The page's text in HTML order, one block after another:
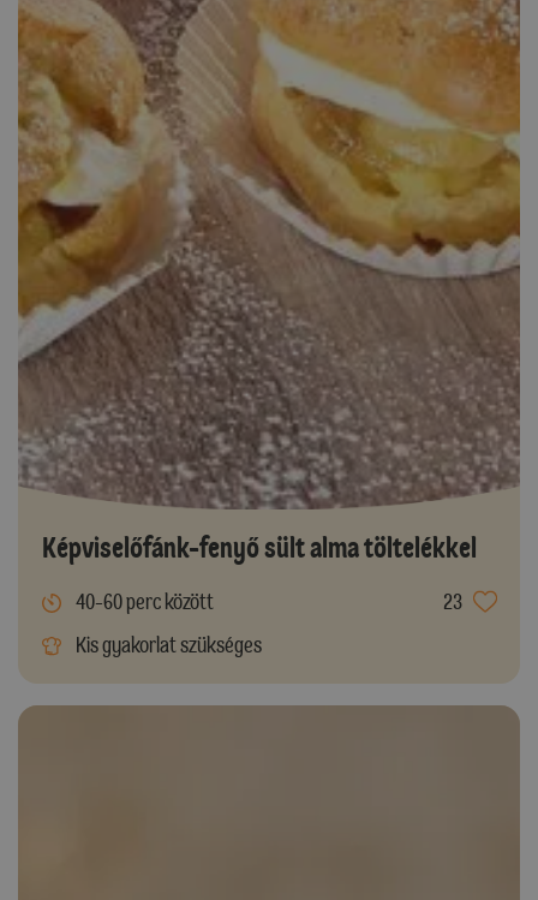
Képviselőfánk-fenyő sült alma töltelékkel
40-60 perc között
23
Kis gyakorlat szükséges